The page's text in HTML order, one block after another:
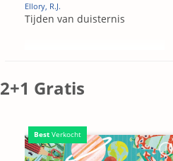
Ellory, R.J.
Tijden van duisternis
2+1 Gratis
Best Verkocht